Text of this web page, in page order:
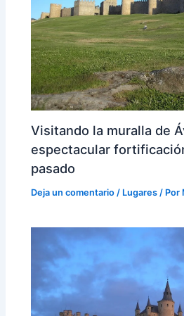
Visitando la muralla de
espectacular
pasado
Deja un comentario / Lugares / Por